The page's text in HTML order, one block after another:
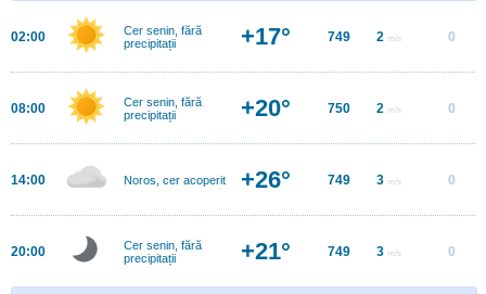
02:00
Cer senin, fără
precipitații
+17° 749 2 m/s 0
08:00
Cer senin, fără
precipitații
+20° 750 2 m/s 0
14:00 Noros, cer acoperit +26° 749 3 m/s 0
20:00
Cer senin, fără
precipitații
+21° 749 3 m/s 0